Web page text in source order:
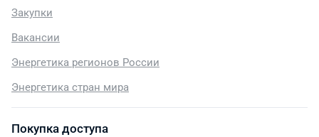
Закупки
Вакансии
Энергетика регионов России
Энергетика стран мира
Покупка доступа